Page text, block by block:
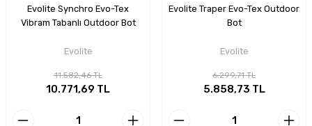
Evolite Synchro Evo-Tex
Vibram Tabanlı Outdoor Bot
Evolite
11.582,46 TL
10.771,69 TL
Evolite Traper Evo-Tex Outdoor
Bot
Evolite
6.299,71 TL
5.858,73 TL